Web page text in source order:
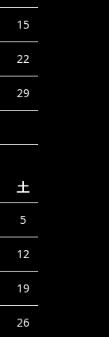
15
22
29
土
5
12
19
26